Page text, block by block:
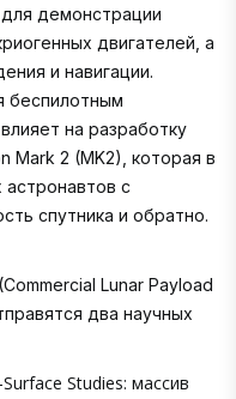
демонстрации
двигателей, а
и навигации.
беспилотным
на разработку
Mark 2 (MK2), которая в
с
спутника и обратно.
Lunar Payload
два научных
Studies: массив